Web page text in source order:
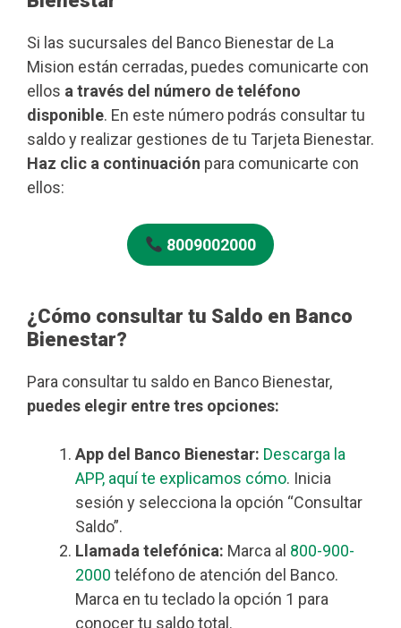
Si las sucursales del Banco Bienestar de La
Mision están cerradas, puedes comunicarte con
ellos a través del número de teléfono
disponible. En este número podrás consultar tu
saldo y realizar gestiones de tu Tarjeta Bienestar.
Haz clic a continuación para comunicarte con
ellos:
8009002000
¿Cómo consultar tu Saldo en Banco
Bienestar?
Para consultar tu saldo en Banco Bienestar,
puedes elegir entre tres opciones:
App del Banco Bienestar: Descarga la
APP, aquí te explicamos cómo. Inicia
sesión y selecciona la opción “Consultar
Saldo”.
Llamada telefónica: Marca al 800-900-
2000 teléfono de atención del Banco.
Marca en tu teclado la opción 1 para
conocer tu saldo total.